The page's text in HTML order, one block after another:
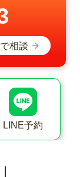
相談
LINE予約